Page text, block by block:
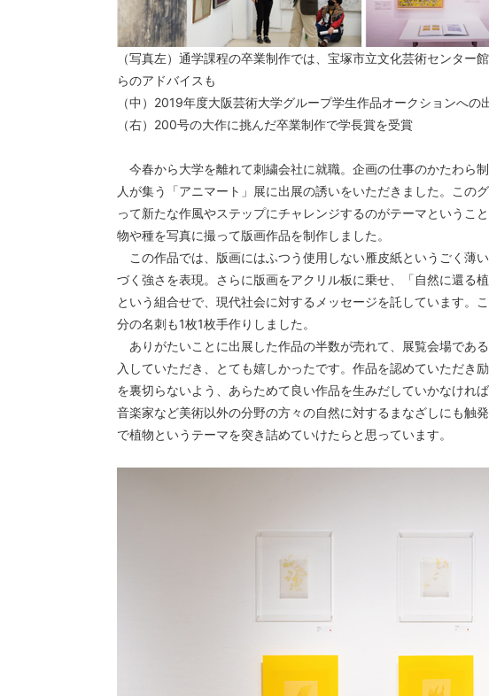
（写真左）通学課程の卒業制作では、宝塚市立文化芸術センター
らのアドバイスも
（中） 2019年度大阪芸術大学グループ学生作品オークションへの
（右） 200号の大作に挑んだ卒業制作で学長賞を受賞
今春から大学を離れて刺繍会社に就職。企画の仕事のかたわら
人が集う「アニマート」展に出展の誘いをいただきました。この
って新たな作風やステップにチャレンジするのがテーマというこ
物や種を写真に撮って版画作品を制作しました。
この作品では、版画にはふつう使用しない雁皮紙というごく薄
づく強さを表現。さらに版画をアクリル板に乗せ、「自然に還る
という組合せで、現代社会に対するメッセージを託しています。
分の名刺も1枚1枚手作りしました。
ありがたいことに出展した作品の半数が売れて、展覧会場であ
入していただき、とても嬉しかったです。作品を認めていただき
を裏切らないよう、あらためて良い作品を生みだしていかなけれ
音楽家など美術以外の分野の方々の自然に対するまなざしにも触
で植物というテーマを突き詰めていけたらと思っています。